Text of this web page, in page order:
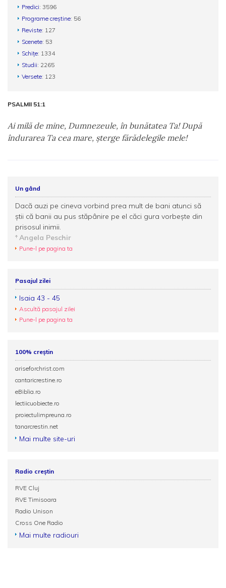
Predici: 3596
Programe creștine: 56
Reviste: 127
Scenete: 53
Schițe: 1334
Studii: 2265
Versete: 123
PSALMII 51:1
Ai milă de mine, Dumnezeule, în bunătatea Ta! După
îndurarea Ta cea mare, şterge fărădelegile mele!
Un gând
Dacă auzi pe cineva vorbind prea mult de bani atunci să
ştii că banii au pus stăpânire pe el căci gura vorbeşte din
prisosul inimii.
Angela Peschir
Pune-l pe pagina ta
Pasajul zilei
Isaia 43 - 45
Ascultă pasajul zilei
Pune-l pe pagina ta
100% creștin
ariseforchrist.com
cantaricrestine.ro
eBiblia.ro
lectiicuobiecte.ro
proiectulimpreuna.ro
tanarcrestin.net
Mai multe site-uri
Radio creștin
RVE Cluj
RVE Timisoara
Radio Unison
Cross One Radio
Mai multe radiouri